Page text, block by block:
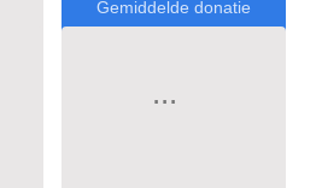
Gemiddelde donatie